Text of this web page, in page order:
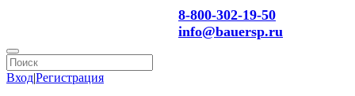
8-800-302-19-50
info@bauersp.ru
Вход|Регистрация